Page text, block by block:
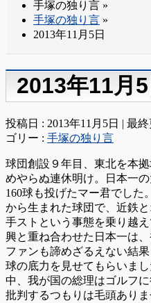
手塚の独り言 »
手塚の独り言 »
2013年11月5日
2013年11月5
投稿日 : 2013年11月5日 最終
ゴリー : 手塚の独り言
球団創設９年目、東北を本
めやらぬ連休明け。日本一
160球も投げたマー君でした
から生まれた球団で、近鉄
手ストという事態を乗り越
興と重ね合わせた日本一は
ファンも諦めざるえない結
球の底力を見せてもらいま
中、我が国の総理はゴルフ
批判するつもりは毛頭あり